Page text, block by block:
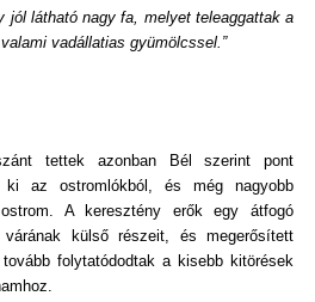
jól látható nagy fa, melyet teleaggattak a
vadállatias gyümölcssel.”
tettek azonban Bél szerint pont
ki az ostromlókból, és még nagyobb
A keresztény erők egy átfogó
várának külső részeit, és megerősített
folytatódodtak a kisebb kitörések